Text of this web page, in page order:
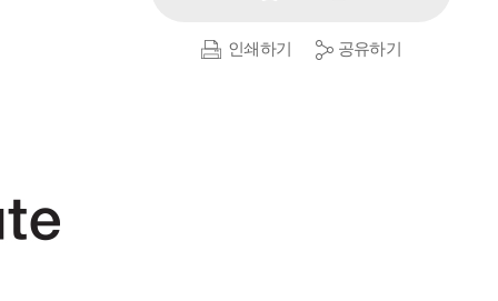
인쇄하기 공유하기